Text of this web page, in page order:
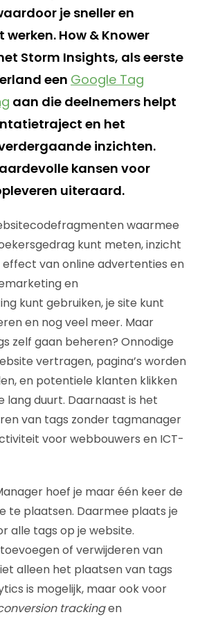
je sneller en
How & Knower
Storm Insights, als eerste
een Google Tag
aan die deelnemers helpt
en het
inzichten.
kansen voor
uiteraard.
waarmee
kunt meten, inzicht
effect van online advertenties en
en
kunt gebruiken, je site kunt
en nog veel meer. Maar
zelf gaan beheren? Onnodige
vertragen, pagina’s worden
en potentiele klanten klikken
lang duurt. Daarnaast is het
van tags zonder tagmanager
voor webbouwers en ICT-
hoef je maar één keer de
te plaatsen. Daarmee plaats je
alle tags op je website.
of verwijderen van
alleen het plaatsen van tags
is mogelijk, maar ook voor
trackingen